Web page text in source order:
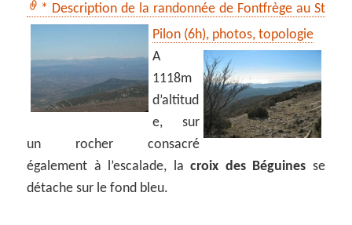
* Description de la randonnée de Fontfrège au St
Pilon (6h), photos, topologie
A
1118m
d’altitud
e, sur
un rocher consacré
également à l’escalade, lacroix des Béguines se
détache sur le fond bleu.